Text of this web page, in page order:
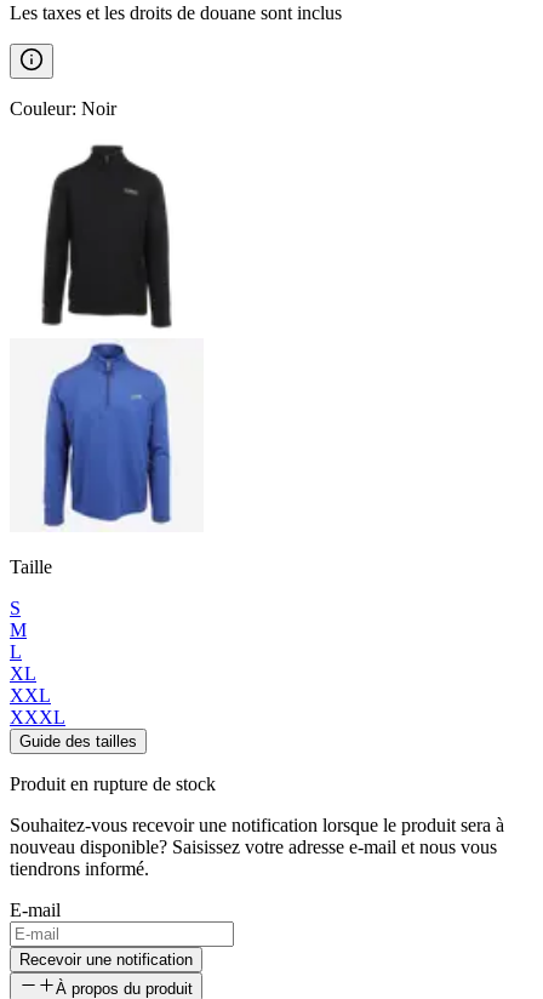
Les taxes et les droits de douane sont inclus
Couleur: Noir
Taille
S
M
L
XL
XXL
XXXL
Guide des tailles
Produit en rupture de stock
Souhaitez-vous recevoir une notification lorsque le produit sera à
nouveau disponible? Saisissez votre adresse e-mail et nous vous
tiendrons informé.
E-mail
Recevoir une notification
À propos du produit